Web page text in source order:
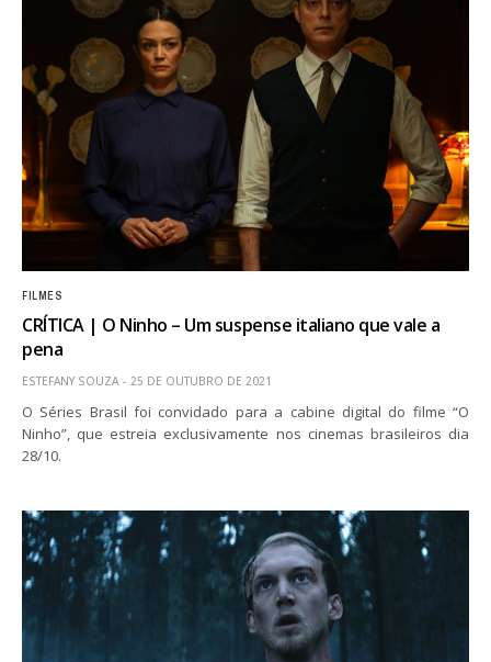
FILMES
CRÍTICA | O Ninho – Um suspense italiano que vale a
pena
ESTEFANY SOUZA 25 DE OUTUBRO DE 2021
O Séries Brasil foi convidado para a cabine digital do filme “O
Ninho”, que estreia exclusivamente nos cinemas brasileiros dia
28/10.